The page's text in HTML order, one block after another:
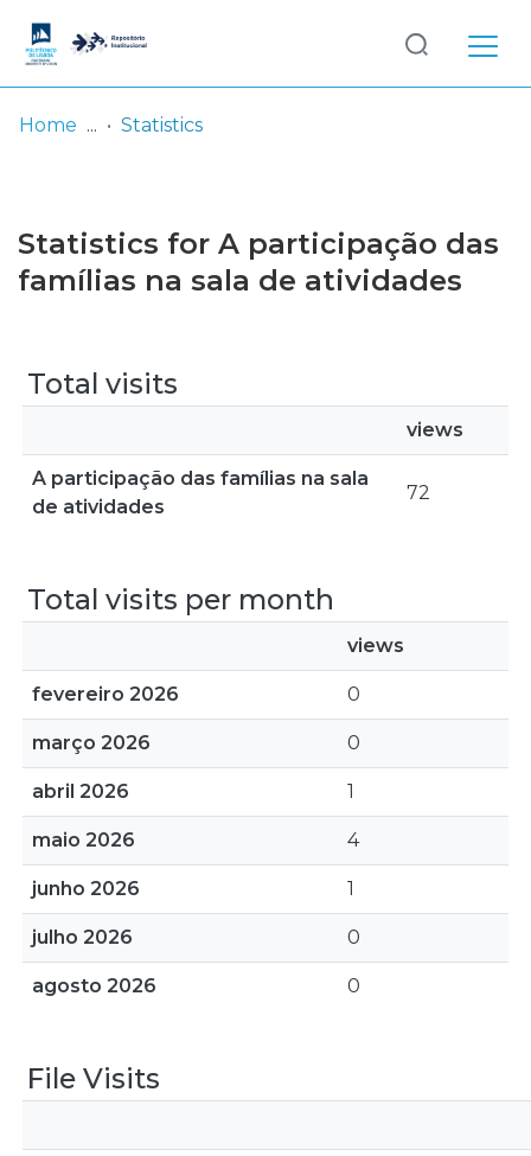
Browse repository
Log
In
Home Statistics
Statistics for A participação das
famílias na sala de atividades
Total visits
views
A participação das famílias na sala
de atividades
72
Total visits per month
views
fevereiro 2026 0
março 2026 0
abril 2026 1
maio 2026 4
junho 2026 1
julho 2026 0
agosto 2026 0
File Visits